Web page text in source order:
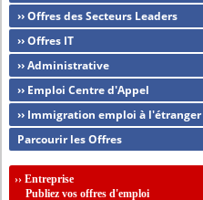
›› Offres des Secteurs Leaders
›› Offres IT
›› Administrative
›› Emploi Centre d'Appel
›› Immigration emploi à l'étranger
Parcourir les Offres
››Entreprise
Publiez vos offres d'emploi